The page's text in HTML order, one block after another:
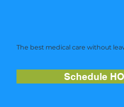
The best medical care without
Schedule